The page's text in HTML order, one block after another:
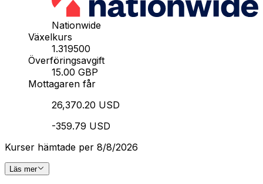
Nationwide
Växelkurs
1.319500
Överföringsavgift
15.00 GBP
Mottagaren får
26,370.20 USD
-359.79 USD
Kurser hämtade per 8/8/2026
Läs mer